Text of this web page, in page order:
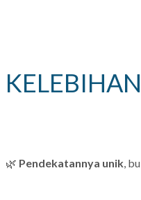
🌿 Pendekatannya unik,